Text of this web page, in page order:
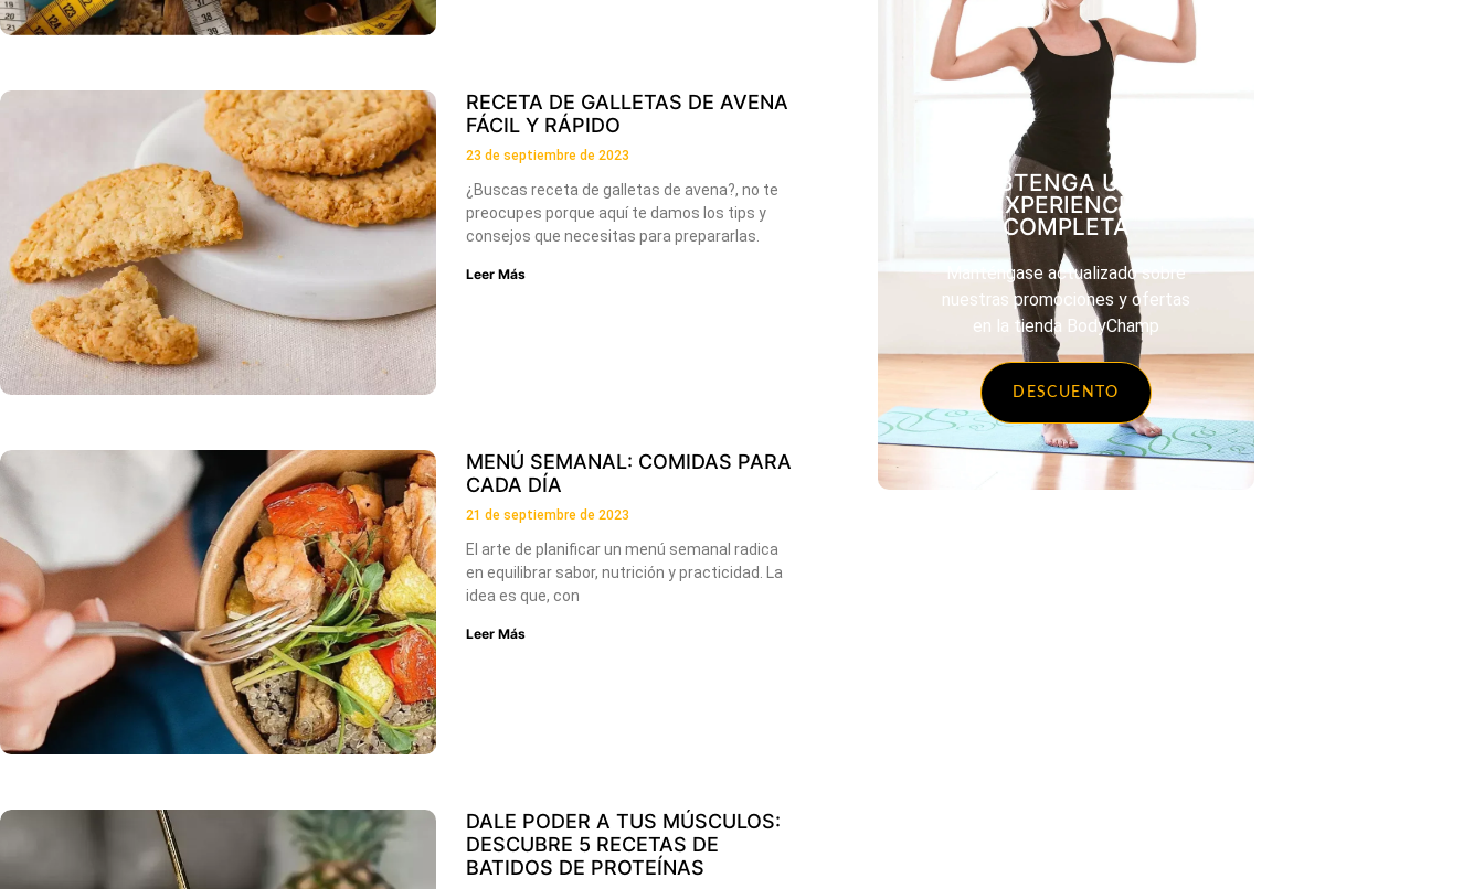
RECETA DE GALLETAS DE AVENA
FÁCIL Y RÁPIDO
23 de septiembre de 2023
¿Buscas receta de galletas de avena?, no te
preocupes porque aquí te damos los tips y
consejos que necesitas para prepararlas.
Leer Más
MENÚ SEMANAL: COMIDAS PARA
CADA DÍA
21 de septiembre de 2023
El arte de planificar un menú semanal radica
en equilibrar sabor, nutrición y practicidad. La
idea es que, con
Leer Más
DALE PODER A TUS MÚSCULOS:
DESCUBRE 5 RECETAS DE
BATIDOS DE PROTEÍNAS
OBTENGA UNA
EXPERIENCIA
COMPLETA
Manténgase actualizado sobre
nuestras promociones y ofertas
en la tienda BodyChamp
DESCUENTO